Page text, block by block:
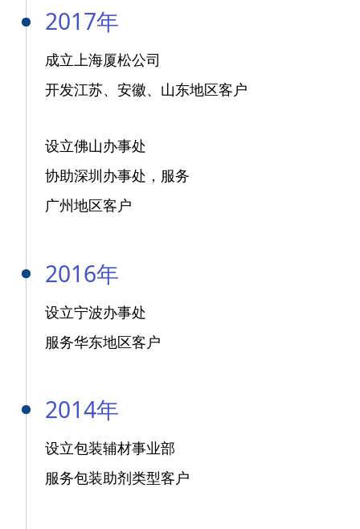
2017年
成立上海厦松公司
开发江苏、安徽、山东地区客户
设立佛山办事处
协助深圳办事处，服务
广州地区客户
2016年
设立宁波办事处
服务华东地区客户
2014年
设立包装辅材事业部
服务包装助剂类型客户